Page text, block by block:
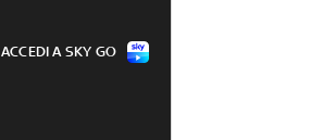
ACCEDI A SKY GO